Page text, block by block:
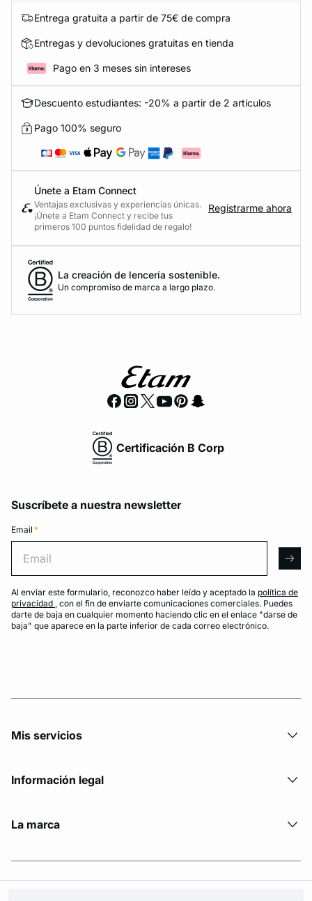
Entrega gratuita a partir de 75€ de compra
Entregas y devoluciones gratuitas en tienda
Pago en 3 meses sin intereses
Descuento estudiantes: -20% a partir de 2 artículos
Pago 100% seguro
Únete a Etam Connect
Ventajas exclusivas y experiencias únicas.
¡Únete a Etam Connect y recibe tus
primeros 100 puntos fidelidad de regalo!
Registrarme ahora
La creación de lencería sostenible.
Un compromiso de marca a largo plazo.
Certificación B Corp
Suscríbete a nuestra newsletter
Email *
Al enviar este formulario, reconozco haber leído y aceptado la política de
privacidad , con el fin de enviarte comunicaciones comerciales. Puedes
darte de baja en cualquier momento haciendo clic en el enlace "darse de
baja" que aparece en la parte inferior de cada correo electrónico.
Mis servicios
Información legal
La marca